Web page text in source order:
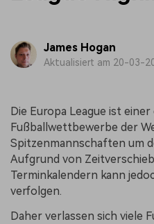
James Hogan
Aktualisiert am 20-03-
Die Europa League ist
Fußballwettbewerbe der
Spitzenmannschaften um
Aufgrund von
Terminkalendern kann
verfolgen.
Daher verlassen sich viele